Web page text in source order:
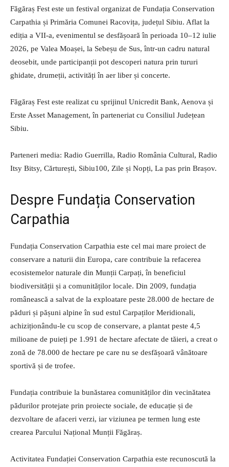
Făgăraș Fest este un festival organizat de Fundația Conservation
Carpathia și Primăria Comunei Racovița, județul Sibiu. Aflat la
ediția a VII-a, evenimentul se desfășoară în perioada 10–12 iulie
2026, pe Valea Moașei, la Sebeșu de Sus, într-un cadru natural
deosebit, unde participanții pot descoperi natura prin tururi
ghidate, drumeții, activități în aer liber și concerte.
Făgăraș Fest este realizat cu sprijinul Unicredit Bank, Aenova și
Erste Asset Management, în parteneriat cu Consiliul Județean
Sibiu.
Parteneri media: Radio Guerrilla, Radio România Cultural, Radio
Itsy Bitsy, Cărturești, Sibiu100, Zile și Nopți, La pas prin Brașov.
Despre Fundația Conservation
Carpathia
Fundația Conservation Carpathia este cel mai mare proiect de
conservare a naturii din Europa, care contribuie la refacerea
ecosistemelor naturale din Munții Carpați, în beneficiul
biodiversității și a comunităților locale. Din 2009, fundația
românească a salvat de la exploatare peste 28.000 de hectare de
păduri și pășuni alpine în sud estul Carpaților Meridionali,
achiziționându-le cu scop de conservare, a plantat peste 4,5
milioane de puieți pe 1.991 de hectare afectate de tăieri, a creat o
zonă de 78.000 de hectare pe care nu se desfășoară vânătoare
sportivă și de trofee.
Fundația contribuie la bunăstarea comunităților din vecinătatea
pădurilor protejate prin proiecte sociale, de educație și de
dezvoltare de afaceri verzi, iar viziunea pe termen lung este
crearea Parcului Național Munții Făgăraș.
Activitatea Fundației Conservation Carpathia este recunoscută la